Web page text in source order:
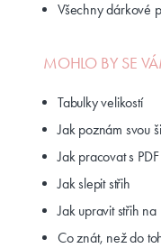
Všechny dárkové
MOHLO BY SE
Tabulky velikostí
Jak poznám svou
Jak pracovat s
Jak slepit střih
Jak upravit střih na
Co znát, než do